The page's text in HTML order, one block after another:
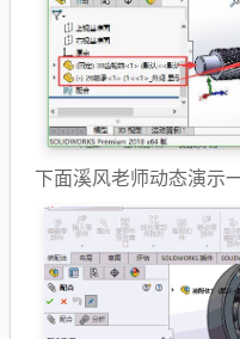
下面溪风老师动态演示